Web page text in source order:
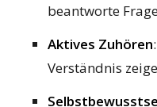
beantworte
Aktives Zuhören
Verständnis